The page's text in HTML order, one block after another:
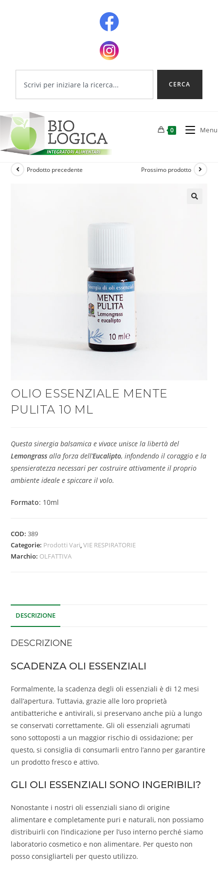
CERCA
0 Menu
Prodotto precedente Prossimo prodotto
OLIO ESSENZIALE MENTE
PULITA 10 ML
Questa sinergia balsamica e vivace unisce la libertà del
Lemongrass alla forza dell’Eucalipto, infondendo il coraggio e la
spensieratezza necessari per costruire attivamente il proprio
ambiente ideale e spiccare il volo.
Formato: 10ml
COD:389
Categorie: Prodotti Vari,VIE RESPIRATORIE
Marchio: OLFATTIVA
DESCRIZIONE
DESCRIZIONE
SCADENZA OLI ESSENZIALI
Formalmente, la scadenza degli oli essenziali è di 12 mesi
dall’apertura. Tuttavia, grazie alle loro proprietà
antibatteriche e antivirali, si preservano anche più a lungo
se conservati correttamente. Gli oli essenziali agrumati
sono sottoposti a un maggior rischio di ossidazione; per
questo, si consiglia di consumarli entro l’anno per garantire
un prodotto fresco e attivo.
GLI OLI ESSENZIALI SONO INGERIBILI?
Nonostante i nostri oli essenziali siano di origine
alimentare e completamente puri e naturali, non possiamo
distribuirli con l’indicazione per l’uso interno perché siamo
laboratorio cosmetico e non alimentare. Per questo non
posso consigliarteli per questo utilizzo.